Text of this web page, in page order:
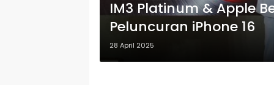
IM3 Platinum & Apple
Peluncuran iPhone 16
28 April 2025